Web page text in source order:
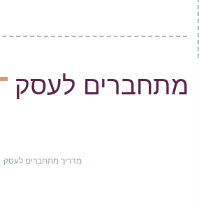
מתחברים לעסק
מדריך מתחברים לעסק